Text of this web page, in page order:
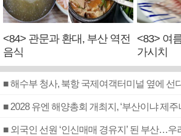
<84> 관문과 환대, 부산 역전
음식
<83> 여
가시치
■ 해수부 청사, 북항 국제여객터미널 옆에 선
■ 2028 유엔 해양총회 개최지, ‘부산이냐 제주
■ 외국인 선원 ‘인신매매 경유지’ 된 부산…우